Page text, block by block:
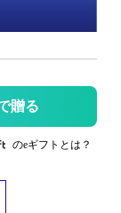
贈る
のeギフトとは？